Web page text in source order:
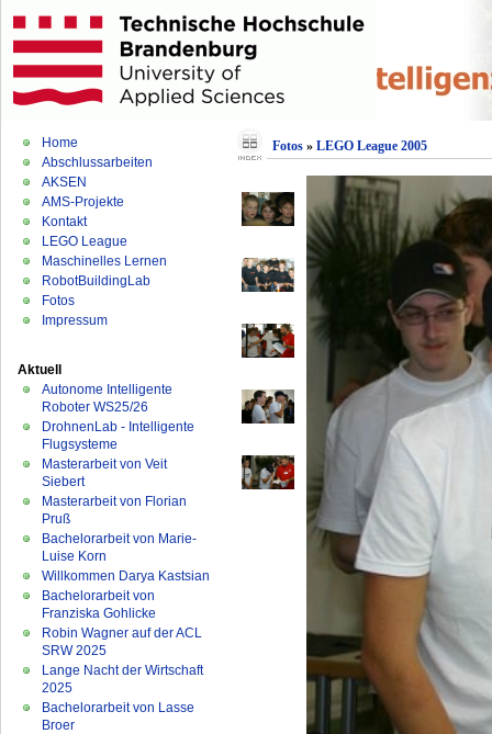
Home
Abschlussarbeiten
AKSEN
AMS-Projekte
Kontakt
LEGO League
Maschinelles Lernen
RobotBuildingLab
Fotos
Impressum
Aktuell
Autonome Intelligente
Roboter WS25/26
DrohnenLab - Intelligente
Flugsysteme
Masterarbeit von Veit
Siebert
Masterarbeit von Florian
Pruß
Bachelorarbeit von Marie-
Luise Korn
Willkommen Darya Kastsian
Bachelorarbeit von
Franziska Gohlicke
Robin Wagner auf der ACL
SRW 2025
Lange Nacht der Wirtschaft
2025
Bachelorarbeit von Lasse
Broer
Fotos» LEGO League 2005